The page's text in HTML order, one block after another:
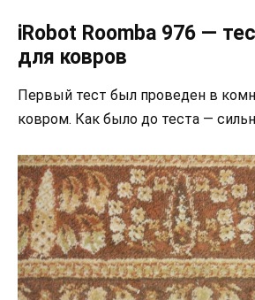
iRobot Roomba 976 —
для ковров
Первый тест был проведен в
ковром. Как было до теста —